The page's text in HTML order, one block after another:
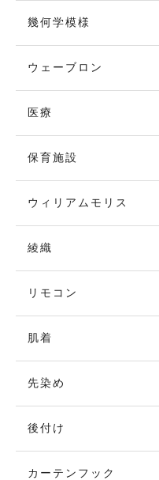
幾何学模様
ウェーブロン
医療
保育施設
ウィリアムモリス
綾織
リモコン
肌着
先染め
後付け
カーテンフック